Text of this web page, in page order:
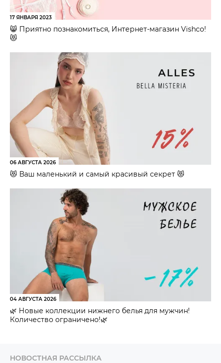
17 ЯНВАРЯ 2023
😸 Приятно познакомиться, Интернет-магазин Vishco!
😻
06 АВГУСТА 2026
😻 Ваш маленький и самый красивый секрет 😻
04 АВГУСТА 2026
🌿 Новые коллекции нижнего белья для мужчин!
Количество ограничено!🌿
НОВОСТНАЯ РАССЫЛКА